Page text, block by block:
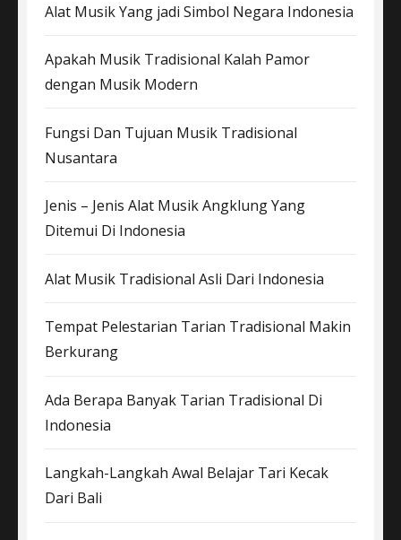
Alat Musik Yang jadi Simbol Negara Indonesia
Apakah Musik Tradisional Kalah Pamor
dengan Musik Modern
Fungsi Dan Tujuan Musik Tradisional
Nusantara
Jenis – Jenis Alat Musik Angklung Yang
Ditemui Di Indonesia
Alat Musik Tradisional Asli Dari Indonesia
Tempat Pelestarian Tarian Tradisional Makin
Berkurang
Ada Berapa Banyak Tarian Tradisional Di
Indonesia
Langkah-Langkah Awal Belajar Tari Kecak
Dari Bali